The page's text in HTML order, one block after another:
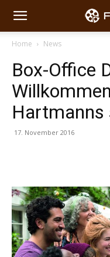
Home News
Box-Office
Hartmanns
17. November 2016